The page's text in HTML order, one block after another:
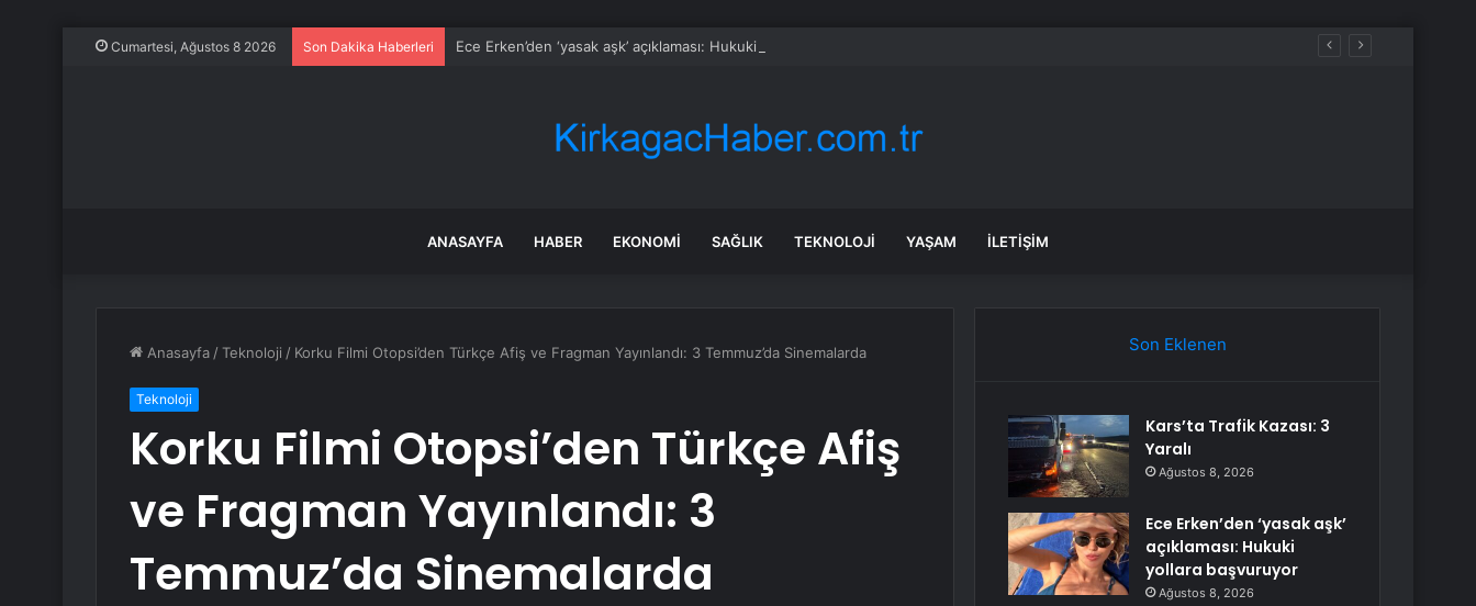
Cumartesi, Ağustos 8 2026 Son Dakika Haberleri Ece Erken’den ‘yasak aşk’ açıklaması: Hukuki yollara başvuruyor
ANASAYFA HABER EKONOMI SAĞLIK TEKNOLOJI YAŞAM İLETIŞIM
Anasayfa /Teknoloji / Korku Filmi Otopsi’den Türkçe Afiş ve Fragman Yayınlandı: 3 Temmuz’da Sinemalarda
Teknoloji
Korku Filmi Otopsi’den Türkçe Afiş
ve Fragman Yayınlandı: 3
Temmuz’da Sinemalarda
Son Eklenen
Kars’ta Trafik Kazası: 3
Yaralı
Ağustos 8, 2026
Ece Erken’den ‘yasak aşk’
açıklaması: Hukuki
yollara başvuruyor
Ağustos 8, 2026